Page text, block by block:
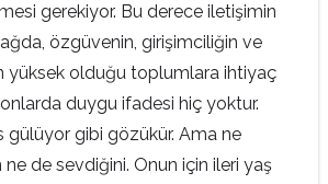
gerekiyor. Bu derece iletişimin
özgüvenin, girişimciliğin ve
yüksek olduğu toplumlara ihtiyaç
duygu ifadesi hiç yoktur.
gülüyor gibi gözükür. Ama ne
ne de sevdiğini. Onun için ileri yaş